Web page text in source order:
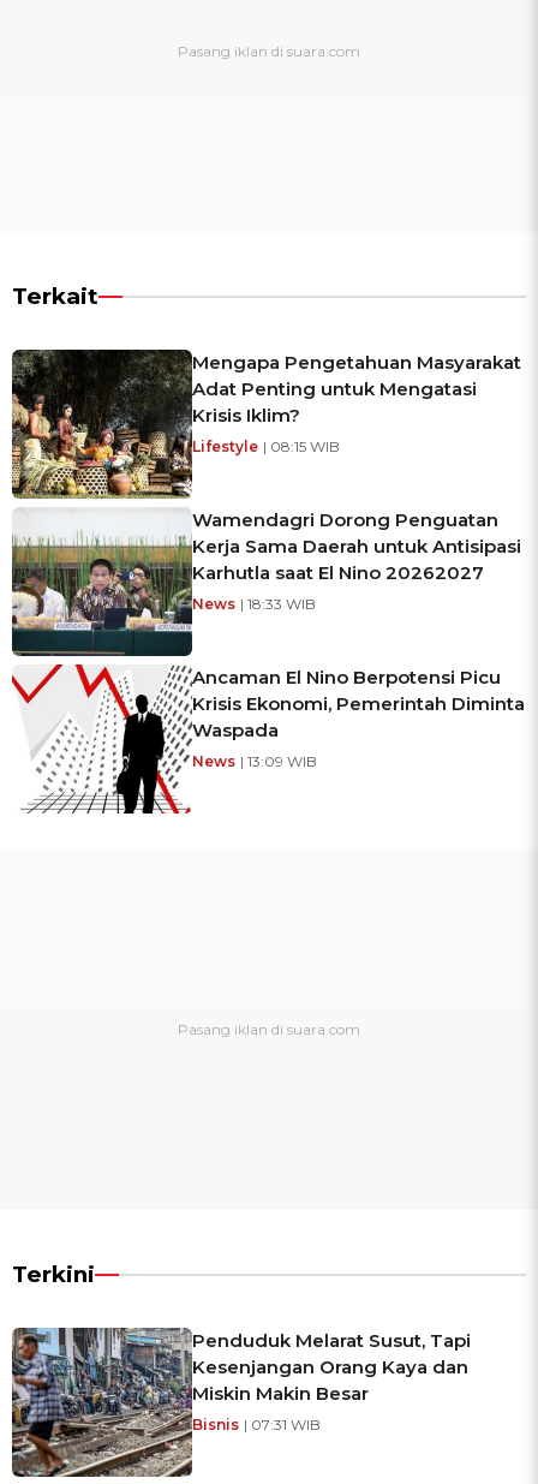
Terkait
Mengapa Pengetahuan Masyarakat
Adat Penting untuk Mengatasi
Krisis Iklim?
Lifestyle | 08:15 WIB
Wamendagri Dorong Penguatan
Kerja Sama Daerah untuk Antisipasi
Karhutla saat El Nino 20262027
News | 18:33 WIB
Ancaman El Nino Berpotensi Picu
Krisis Ekonomi, Pemerintah Diminta
Waspada
News | 13:09 WIB
Terkini
Penduduk Melarat Susut, Tapi
Kesenjangan Orang Kaya dan
Miskin Makin Besar
Bisnis | 07:31 WIB